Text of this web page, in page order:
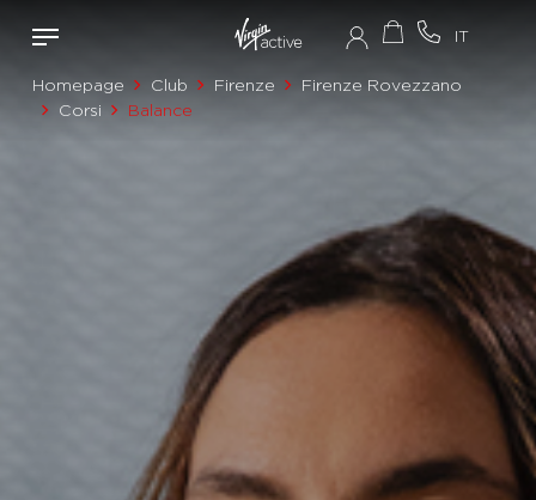
Homepage Club Firenze
Firenze Rovezzano
Corsi
Balance